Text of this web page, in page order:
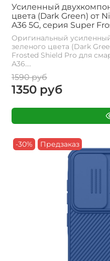
Усиленный
цвета (Dark Green) от
A36 5G, серия Super
Оригинальный
зеленого цвета (Dark
Frosted Shield Pro для
А36....
1590 руб
1350 руб
-30% Предзаказ